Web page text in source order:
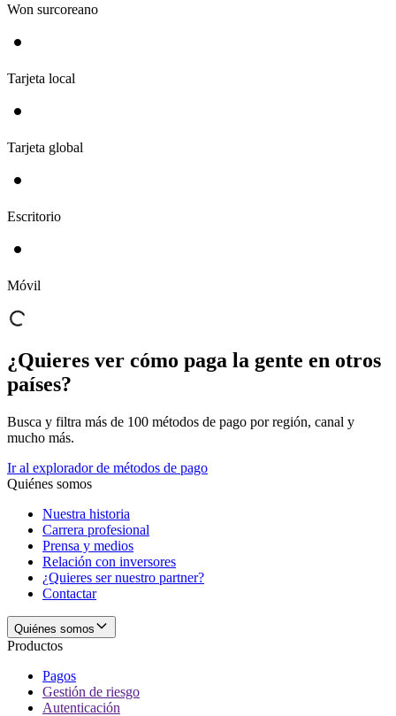
Won surcoreano
Tarjeta local
Tarjeta global
Escritorio
Móvil
¿Quieres ver cómo paga la gente en otros
países?
Busca y filtra más de 100 métodos de pago por región, canal y
mucho más.
Ir al explorador de métodos de pago
Quiénes somos
Nuestra historia
Carrera profesional
Prensa y medios
Relación con inversores
¿Quieres ser nuestro partner?
Contactar
Quiénes somos
Productos
Pagos
Gestión de riesgo
Autenticación